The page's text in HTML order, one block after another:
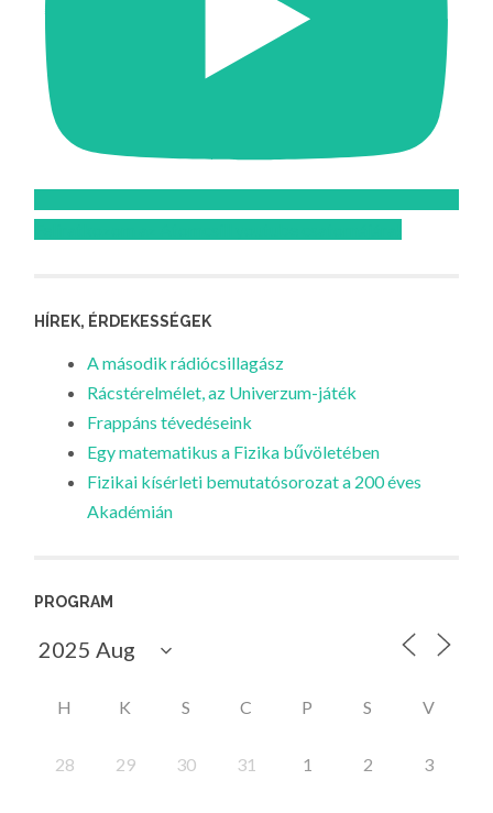
HÍREK, ÉRDEKESSÉGEK
A második rádiócsillagász
Rácstérelmélet, az Univerzum-játék
Frappáns tévedéseink
Egy matematikus a Fizika bűvöletében
Fizikai kísérleti bemutatósorozat a 200 éves
Akadémián
PROGRAM
H K S C P S V
28 29 30 31 1 2 3